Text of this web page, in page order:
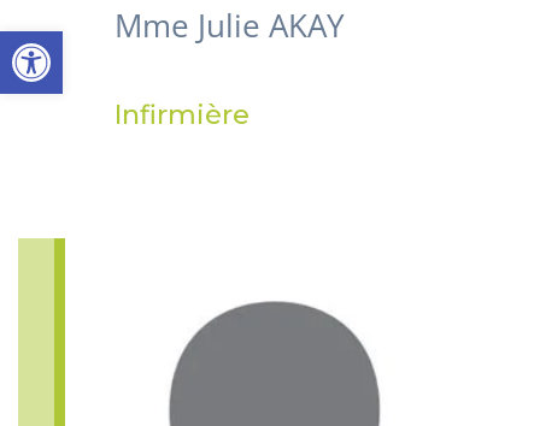
Ouvrir la barre d’outilsMme Julie AKAY
Infirmière